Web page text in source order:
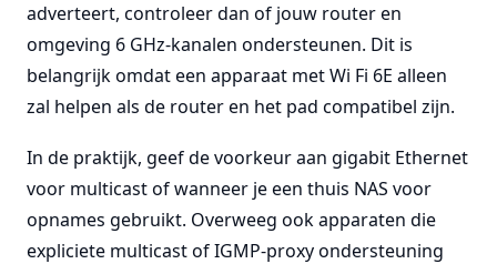
adverteert, controleer dan of jouw router en
omgeving 6 GHz-kanalen ondersteunen. Dit is
belangrijk omdat een apparaat met Wi Fi 6E alleen
zal helpen als de router en het pad compatibel zijn.
In de praktijk, geef de voorkeur aan gigabit Ethernet
voor multicast of wanneer je een thuis NAS voor
opnames gebruikt. Overweeg ook apparaten die
expliciete multicast of IGMP-proxy ondersteuning